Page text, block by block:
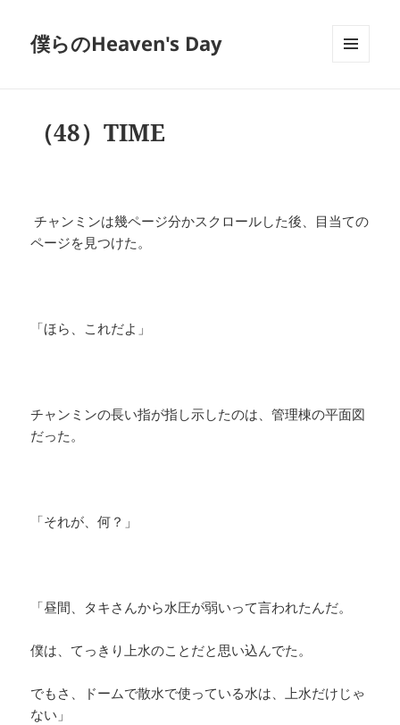
僕らのHeaven's Day
（48）TIME
チャンミンは幾ページ分かスクロールした後、目当ての
ページを見つけた。
「ほら、これだよ」
チャンミンの長い指が指し示したのは、管理棟の平面図
だった。
「それが、何？」
「昼間、タキさんから水圧が弱いって言われたんだ。
僕は、てっきり上水のことだと思い込んでた。
でもさ、ドームで散水で使っている水は、上水だけじゃ
ない」